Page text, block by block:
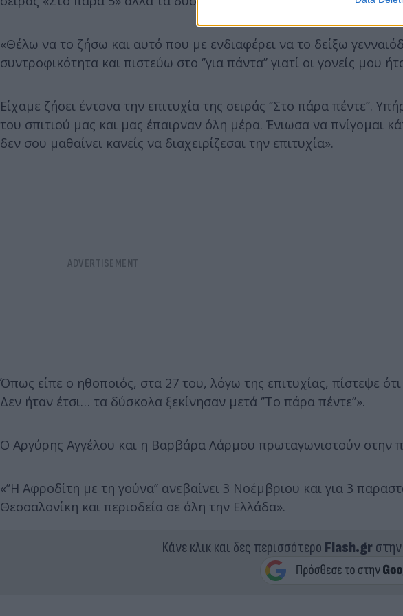
«Θέλω να το ζήσω και αυτό που με ενδιαφέρει να το δείξω
συντροφικότητα και πιστεύω στο ‘’για πάντα’’ γιατί οι γονείς μου
Είχαμε ζήσει έντονα την επιτυχία της σειράς ‘’Στο πάρα πέντε’’.
του σπιτιού μας και μας έπαιρναν όλη μέρα. Ένιωσα να πνίγομαι
δεν σου μαθαίνει κανείς να διαχειρίζεσαι την επιτυχία».
Όπως είπε ο ηθοποιός, στα 27 του, λόγω της επιτυχίας, πίστεψε
Δεν ήταν έτσι… τα δύσκολα ξεκίνησαν μετά ‘’Το πάρα πέντε’’».
Ο Αργύρης Αγγέλου και η Βαρβάρα Λάρμου πρωταγωνιστούν στην
«’’Η Αφροδίτη με τη γούνα’’ ανεβαίνει 3 Νοέμβριου και για 3
Θεσσαλονίκη και περιοδεία σε όλη την Ελλάδα».
Κάνε κλικ και δες περισσότερο Flash.grστην